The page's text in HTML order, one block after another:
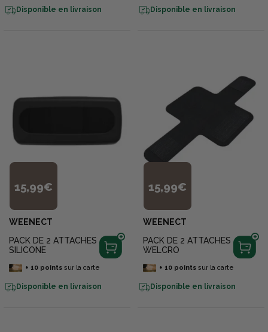
Disponible en livraison Disponible en livraison
15,99€
WEENECT
PACK DE 2 ATTACHES
SILICONE
+ 10pointssur la carte
Disponible en livraison
15,99€
WEENECT
PACK DE 2 ATTACHES
WELCRO
+ 10pointssur la carte
Disponible en livraison